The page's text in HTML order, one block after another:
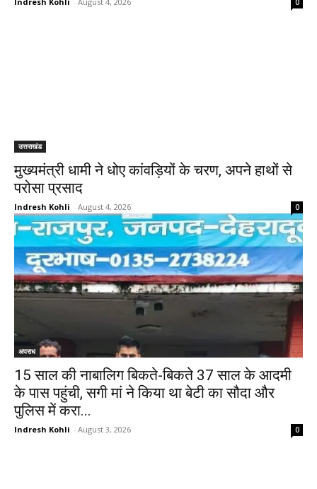
0
उत्तराखंड
मुख्यमंत्री धामी ने धोए कांवड़ियों के चरण, अपने हाथों से
परोसा प्रसाद
Indresh Kohli - August 4, 2026 0
अपराध
15 साल की नाबालिग बिकते-बिकते 37 साल के आदमी
के पास पहुंची, सगी मां ने किया था बेटी का सौदा और
पुलिस में करा...
Indresh Kohli - August 3, 2026 0